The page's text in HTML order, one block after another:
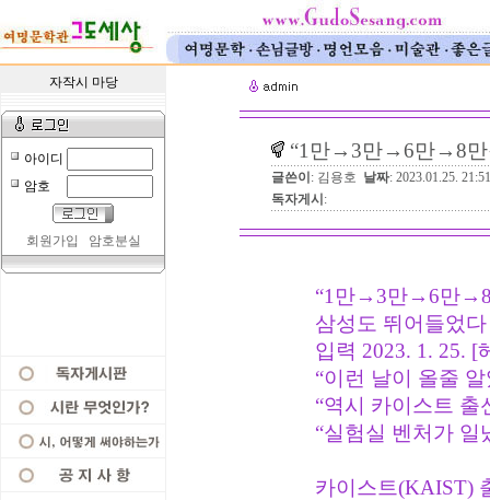
자작시 마당
아이디
암호
회원가입 암호분실
“1만→3만→6만→8만
글쓴이 : 김용호 날짜: 2023.01.25.
독자게시 :
“1만→3만→6만→8
삼성도 뛰어들었다
입력 2023. 1. 25. [
“이런 날이 올줄 알
“역시 카이스트 출
“실험실 벤처가 일
카이스트(KAIST)